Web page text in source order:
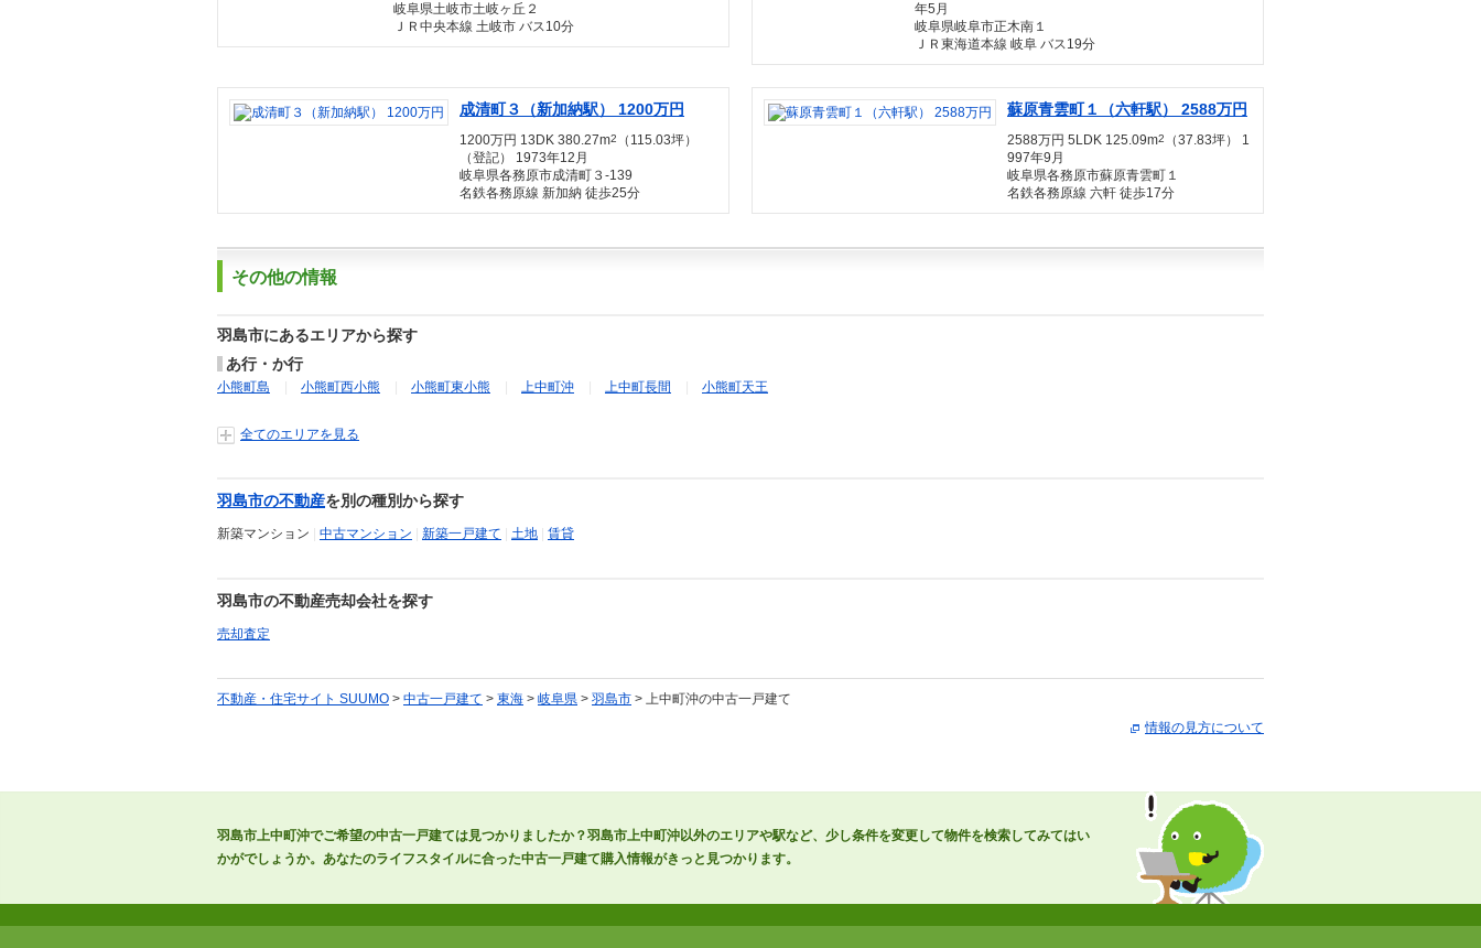
岐阜県土岐市土岐ヶ丘２
ＪＲ中央本線 土岐市 バス10分
年5月
岐阜県岐阜市正木南１
ＪＲ東海道本線 岐阜 バス19分
成清町３（新加納駅） 1200万円
1200万円 13DK 380.27m2
（115.03坪）
（登記） 1973年12月
岐阜県各務原市成清町３-139
名鉄各務原線 新加納 徒歩25分
蘇原青雲町１（六軒駅） 2588万円
2588万円 5LDK 125.09m2
（37.83坪） 1
997年9月
岐阜県各務原市蘇原青雲町１
名鉄各務原線 六軒 徒歩17分
その他の情報
羽島市にあるエリアから探す
あ行・か行
小熊町島 小熊町西小熊 小熊町東小熊 上中町沖 上中町長間 小熊町天王
全てのエリアを見る
羽島市の不動産を別の種別から探す
新築マンション 中古マンション 新築一戸建て 土地 賃貸
羽島市の不動産売却会社を探す
売却査定
不動産・住宅サイト SUUMO > 中古一戸建て > 東海 > 岐阜県 > 羽島市 > 上中町沖の中古一戸建て
情報の見方について
羽島市上中町沖でご希望の中古一戸建ては見つかりましたか？羽島市上中町沖以外のエリアや駅など、少し条件を変更して物件を検索してみてはい
かがでしょうか。あなたのライフスタイルに合った中古一戸建て購入情報がきっと見つかります。